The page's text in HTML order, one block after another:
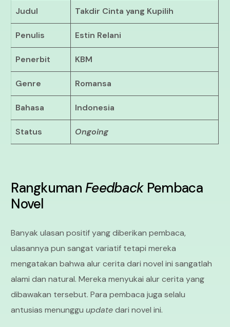
Judul Takdir Cinta yang Kupilih
Penulis Estin Relani
Penerbit KBM
Genre Romansa
Bahasa Indonesia
Status Ongoing
RangkumanFeedback Pembaca
Novel
Banyak ulasan positif yang diberikan pembaca,
ulasannya pun sangat variatif tetapi mereka
mengatakan bahwa alur cerita dari novel ini sangatlah
alami dan natural. Mereka menyukai alur cerita yang
dibawakan tersebut. Para pembaca juga selalu
antusias menungguupdatedari novel ini.